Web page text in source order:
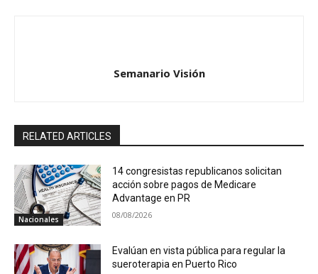
Semanario Visión
RELATED ARTICLES
Nacionales
14 congresistas republicanos solicitan
acción sobre pagos de Medicare
Advantage en PR
08/08/2026
Evalúan en vista pública para regular la
sueroterapia en Puerto Rico